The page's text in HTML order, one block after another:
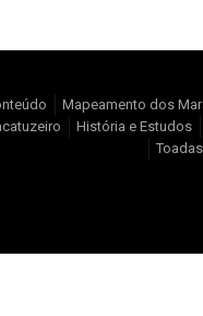
Mapeamento dos
História e Estudos